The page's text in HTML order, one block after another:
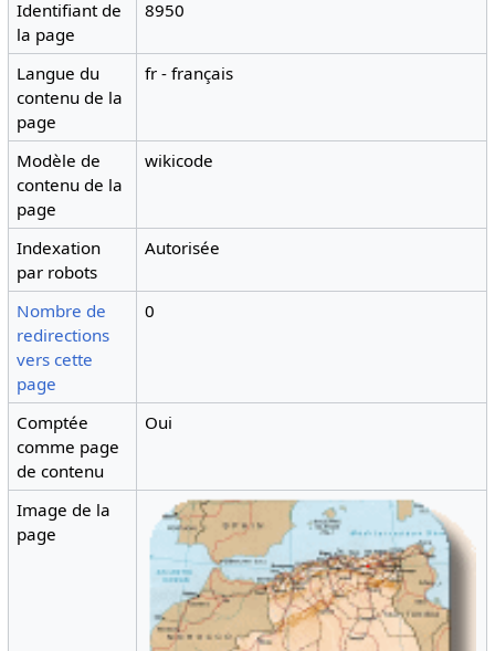
Identifiant de
la page
8950
Langue du
contenu de la
page
fr - français
Modèle de
contenu de la
page
wikicode
Indexation
par robots
Autorisée
Nombre de
redirections
vers cette
page
0
Comptée
comme page
de contenu
Oui
Image de la
page